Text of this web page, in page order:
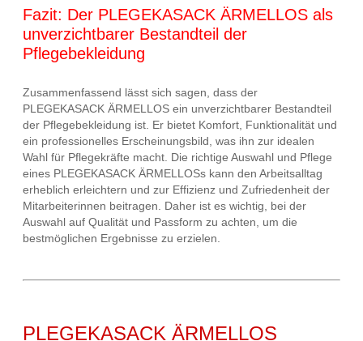
Fazit: Der PLEGEKASACK ÄRMELLOS als
unverzichtbarer Bestandteil der
Pflegebekleidung
Zusammenfassend lässt sich sagen, dass der
PLEGEKASACK ÄRMELLOS ein unverzichtbarer Bestandteil
der Pflegebekleidung ist. Er bietet Komfort, Funktionalität und
ein professionelles Erscheinungsbild, was ihn zur idealen
Wahl für Pflegekräfte macht. Die richtige Auswahl und Pflege
eines PLEGEKASACK ÄRMELLOSs kann den Arbeitsalltag
erheblich erleichtern und zur Effizienz und Zufriedenheit der
Mitarbeiterinnen beitragen. Daher ist es wichtig, bei der
Auswahl auf Qualität und Passform zu achten, um die
bestmöglichen Ergebnisse zu erzielen.
PLEGEKASACK ÄRMELLOS